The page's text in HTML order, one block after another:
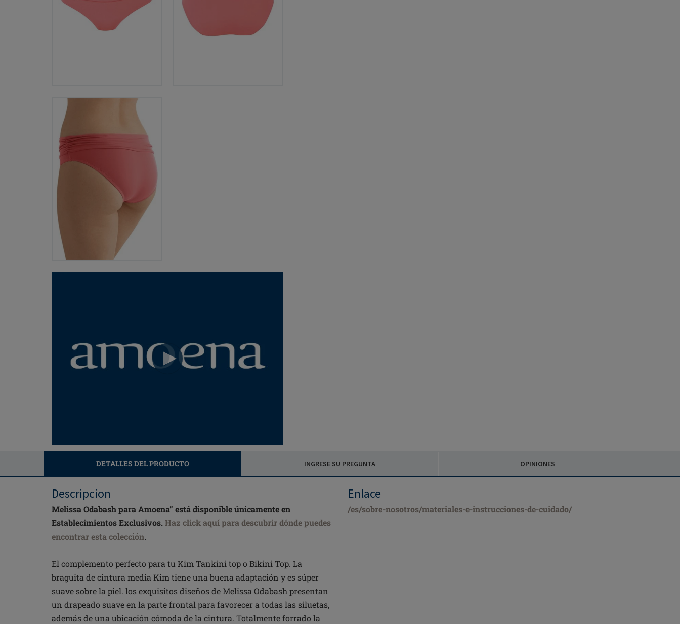
DETALLES DEL PRODUCTO INGRESE SU PREGUNTA OPINIONES
Descripcion
Melissa Odabash para Amoena” está disponible únicamente en
Establecimientos Exclusivos.Haz click aquí para descubrir dónde puedes
encontrar esta colección.
El complemento perfecto para tu Kim Tankini top o Bikini Top. La
braguita de cintura media Kim tiene una buena adaptación y es súper
suave sobre la piel. los exquisitos diseños de Melissa Odabash presentan
un drapeado suave en la parte frontal para favorecer a todas las siluetas,
además de una ubicación cómoda de la cintura. Totalmente forrado la
Enlace
/es/sobre-nosotros/materiales-e-instrucciones-de-cuidado/